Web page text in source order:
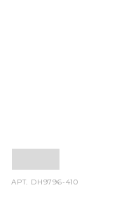
АРТ. DH9796-410